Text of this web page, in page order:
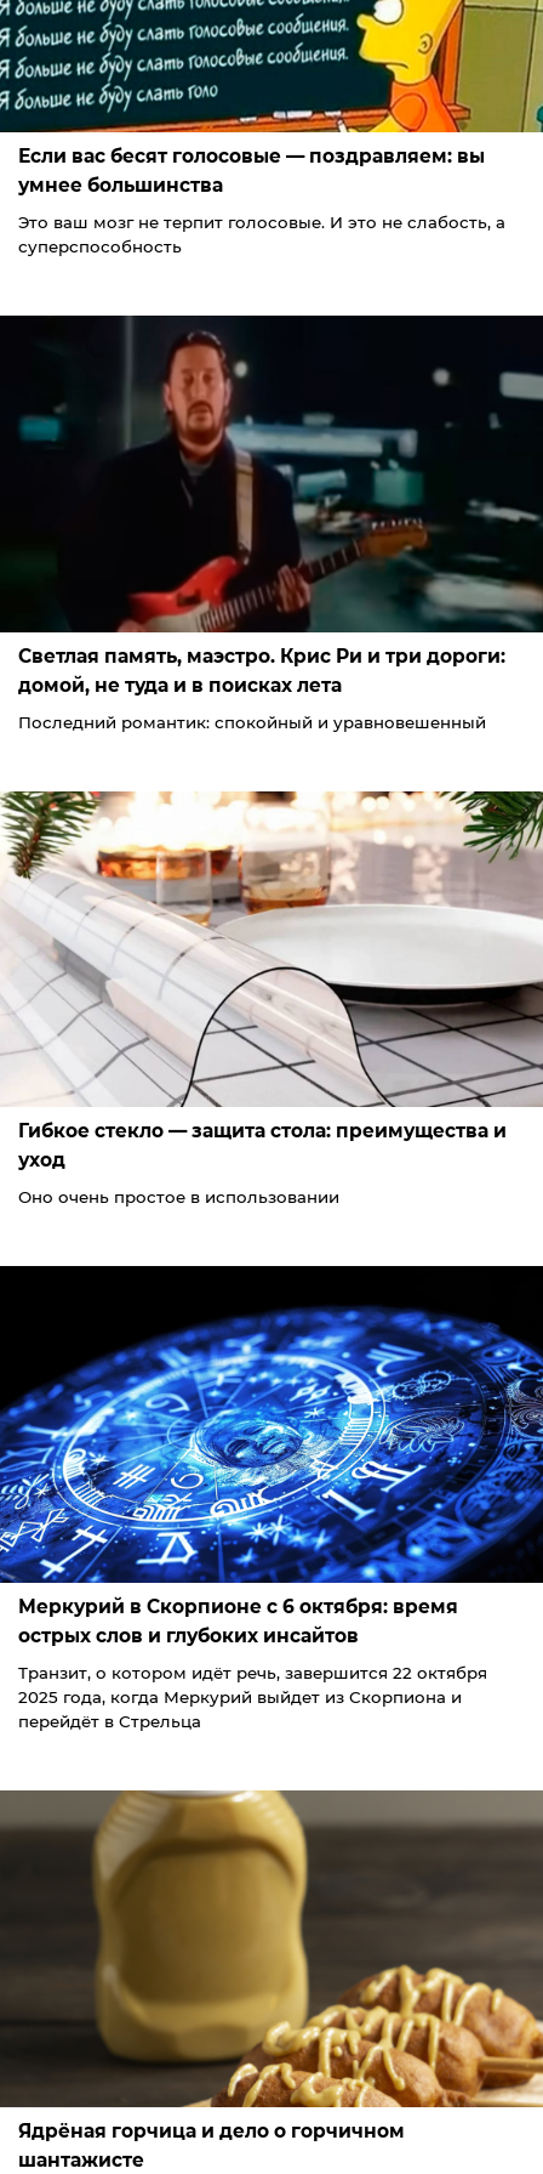
Если вас бесят голосовые — поздравляем: вы
умнее большинства
Это ваш мозг не терпит голосовые. И это не слабость, а
суперспособность
Светлая память, маэстро. Крис Ри и три дороги:
домой, не туда и в поисках лета
Последний романтик: спокойный и уравновешенный
Гибкое стекло — защита стола: преимущества и
уход
Оно очень простое в использовании
Меркурий в Скорпионе с 6 октября: время
острых слов и глубоких инсайтов
Транзит, о котором идёт речь, завершится 22 октября
2025 года, когда Меркурий выйдет из Скорпиона и
перейдёт в Стрельца
Ядрёная горчица и дело о горчичном
шантажисте